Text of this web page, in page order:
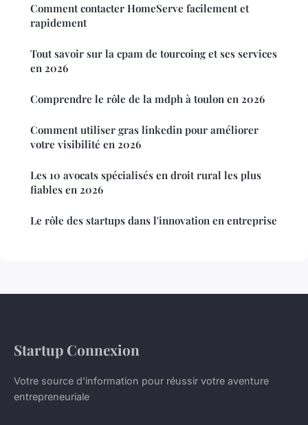
Comment contacter HomeServe facilement et
rapidement
Tout savoir sur la cpam de tourcoing et ses services
en 2026
Comprendre le rôle de la mdph à toulon en 2026
Comment utiliser gras linkedin pour améliorer
votre visibilité en 2026
Les 10 avocats spécialisés en droit rural les plus
fiables en 2026
Le rôle des startups dans l'innovation en entreprise
Startup Connexion
Votre source d'information pour réussir votre aventure
entrepreneuriale